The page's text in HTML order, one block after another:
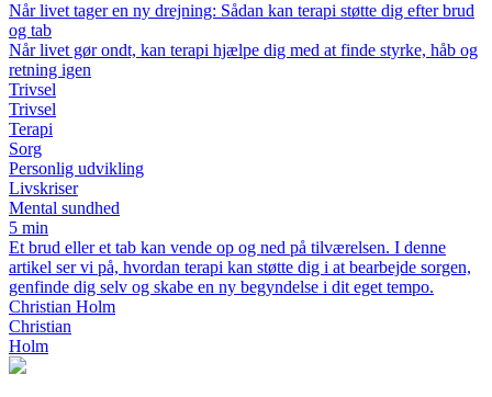
Når livet tager en ny drejning: Sådan kan terapi støtte dig efter brud
og tab
Når livet gør ondt, kan terapi hjælpe dig med at finde styrke, håb og
retning igen
Trivsel
Trivsel
Terapi
Sorg
Personlig udvikling
Livskriser
Mental sundhed
5 min
Et brud eller et tab kan vende op og ned på tilværelsen. I denne
artikel ser vi på, hvordan terapi kan støtte dig i at bearbejde sorgen,
genfinde dig selv og skabe en ny begyndelse i dit eget tempo.
Christian Holm
Christian
Holm